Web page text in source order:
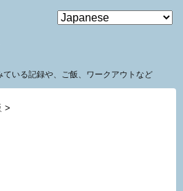
MENU
いる記録や、ご飯、ワークアウトなど
>